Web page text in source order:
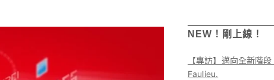
NEW！剛上線！
【專訪】邁向全新階
Faulieu.